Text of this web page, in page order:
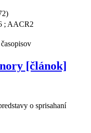
; AACR2
[článok]
o sprisahaní